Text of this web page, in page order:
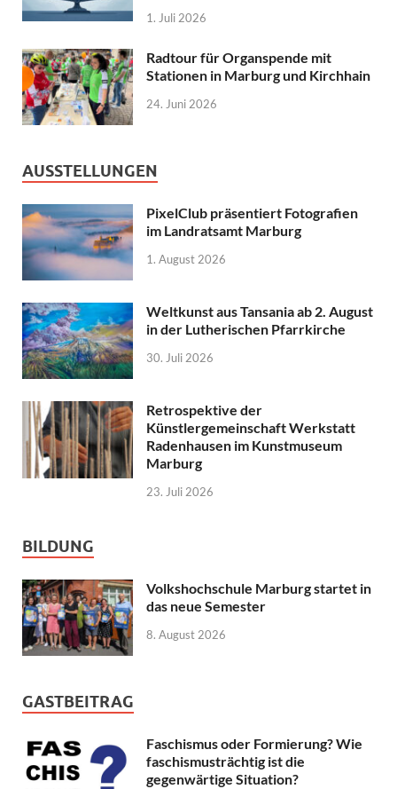
1. Juli 2026
Radtour für Organspende mit
Stationen in Marburg und Kirchhain
24. Juni 2026
AUSSTELLUNGEN
PixelClub präsentiert Fotografien
im Landratsamt Marburg
1. August 2026
Weltkunst aus Tansania ab 2. August
in der Lutherischen Pfarrkirche
30. Juli 2026
Retrospektive der
Künstlergemeinschaft Werkstatt
Radenhausen im Kunstmuseum
Marburg
23. Juli 2026
BILDUNG
Volkshochschule Marburg startet in
das neue Semester
8. August 2026
GASTBEITRAG
Faschismus oder Formierung? Wie
faschismusträchtig ist die
gegenwärtige Situation?